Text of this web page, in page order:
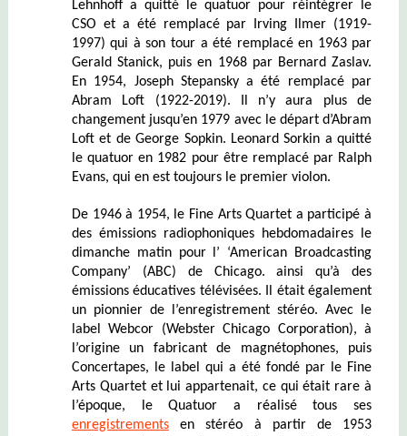
Lehnhoff a quitté le quatuor pour réintégrer le
CSO et a été remplacé par Irving Ilmer (1919-
1997) qui à son tour a été remplacé en 1963 par
Gerald Stanick, puis en 1968 par Bernard Zaslav.
En 1954, Joseph Stepansky a été remplacé par
Abram Loft (1922-2019). Il n’y aura plus de
changement jusqu’en 1979 avec le départ d’Abram
Loft et de George Sopkin. Leonard Sorkin a quitté
le quatuor en 1982 pour être remplacé par Ralph
Evans, qui en est toujours le premier violon.
De 1946 à 1954, le Fine Arts Quartet a participé à
des émissions radiophoniques hebdomadaires le
dimanche matin pour l’ ‘American Broadcasting
Company’ (ABC) de Chicago.ainsi qu’à des
émissions éducatives télévisées. Il était également
un pionnier de l’enregistrement stéréo. Avec le
label Webcor (Webster Chicago Corporation), à
l’origine un fabricant de magnétophones, puis
Concertapes, le label qui a été fondé par le Fine
Arts Quartet et lui appartenait, ce qui était rare à
l’époque, le Quatuor a réalisé tous ses
enregistrementsen stéréo à partir de 1953